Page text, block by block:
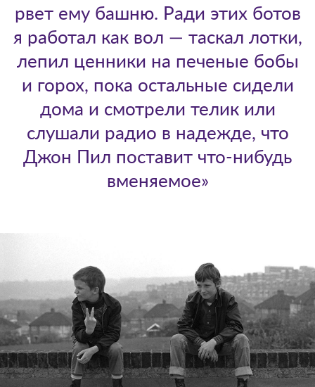
рвет ему башню. Ради этих ботов
я работал как вол — таскал лотки,
лепил ценники на печеные бобы
и горох, пока остальные сидели
дома и смотрели телик или
слушали радио в надежде, что
Джон Пил поставит что-нибудь
вменяемое»